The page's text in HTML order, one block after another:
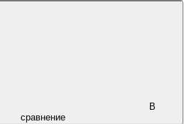
В
сравнение